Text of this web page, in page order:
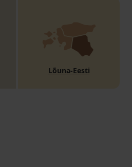
Lõuna-Eesti